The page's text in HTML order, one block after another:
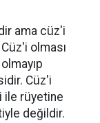
ama cüz'i
olması
Cüz'i
ile rüyetine
değildir.